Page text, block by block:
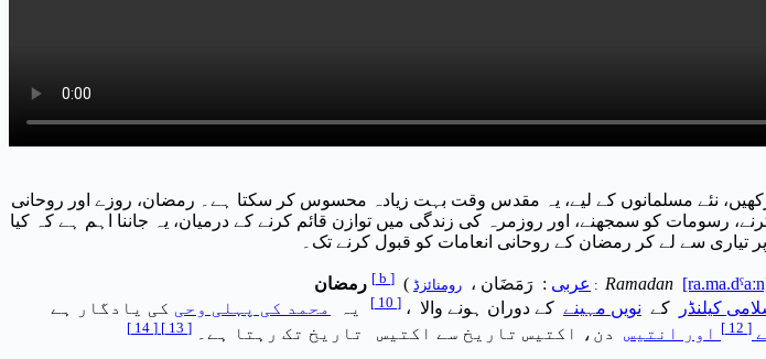
میں کیا توقع رکھیں، نئے مسلمانوں کے لیے، یہ مقدس وقت بہت زیادہ محسوس کر سکتا ہے۔ رمضان، روزے اور روحانی
رسومات کو سمجھنے، اور روزمرہ کی زندگی میں توازن قائم کرنے کے درمیان، یہ جاننا اہم ہے کہ کیا
تیاری سے لے کر رمضان کے روحانی انعامات کو قبول کرنے تک۔
[ b ] ( عربی : رَمَضَان ، رومنائزڈ : Ramadan
کیلنڈر کے نویں مہینے کے دوران ہونے والا ، [
] یہ محمد کی پہلی وحی کی یادگار ہے
[
] اور انتیس دن، اکتیس تاریخ سے اکتیس تاریخ تک رہتا ہے۔ [
]
[
]